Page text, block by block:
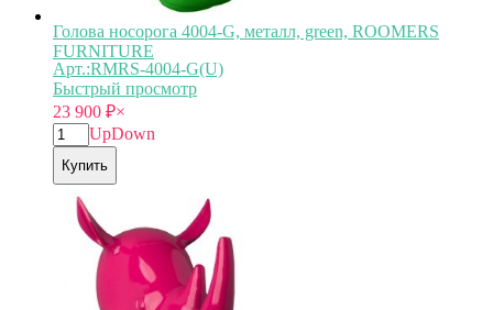
Голова носорога 4004-G, металл, green, ROOMERS
FURNITURE
Арт.:RMRS-4004-G(U)
Быстрый просмотр
23 900 ₽×
UpDown
Купить